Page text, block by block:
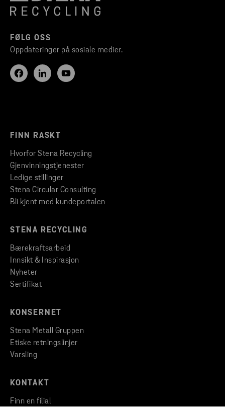
FØLG OSS
Oppdateringer på sosiale medier.
FINN RASKT
Hvorfor Stena Recycling
Gjenvinningstjenester
Ledige stillinger
Stena Circular Consulting
Bli kjent med kundeportalen
STENA RECYCLING
Bærekraftsarbeid
Innsikt & Inspirasjon
Nyheter
Sertifikat
KONSERNET
Stena Metall Gruppen
Etiske retningslinjer
Varsling
KONTAKT
Finn en filial